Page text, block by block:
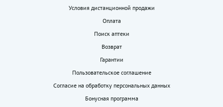
Условия дистанционной продажи
Оплата
Поиск аптеки
Возврат
Гарантии
Пользовательское соглашение
Согласие на обработку персональных данных
Бонусная программа